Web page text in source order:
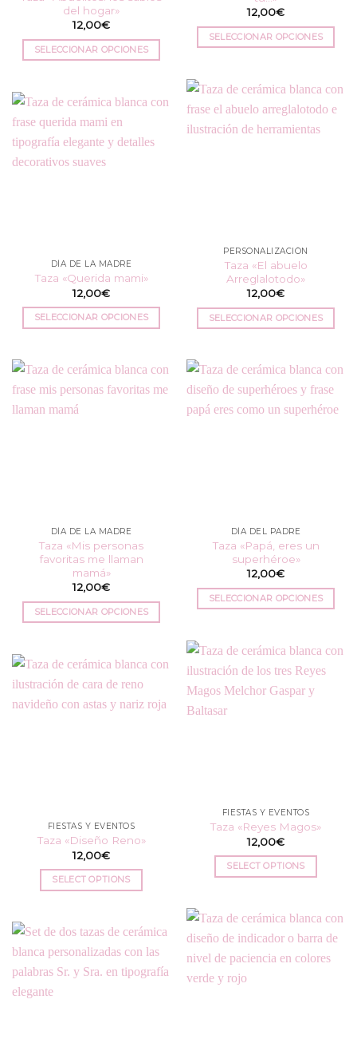
producto
producto
12,00€
SELECCIONAR OPCIONES
tiene
múltiples
variantes.
página
de
producto
del hogar»
12,00€
SELECCIONAR OPCIONES
tiene
múltiples
variantes.
Las
opciones
página
de
PERSONALIZACIÓN
Taza «El abuelo
Arreglalotodo»
12,00€
SELECCIONAR OPCIONES
tiene
múltiples
variantes.
página
de
producto
DÍA DE LA MADRE
Taza «Querida mami»
12,00€
SELECCIONAR OPCIONES
tiene
múltiples
página
de
producto
DÍA DE LA MADRE
Taza «Mis personas
favoritas me llaman
mamá»
12,00€
SELECCIONAR OPCIONES
tiene
múltiples
variantes.
página
de
DÍA DEL PADRE
Taza «Papá, eres un
superhéroe»
12,00€
SELECCIONAR OPCIONES
tiene
múltiples
variantes.
página
de
FIESTAS Y EVENTOS
Taza «Reyes Magos»
12,00€
SELECT OPTIONS
FIESTAS Y EVENTOS
Taza «Diseño Reno»
12,00€
SELECT OPTIONS